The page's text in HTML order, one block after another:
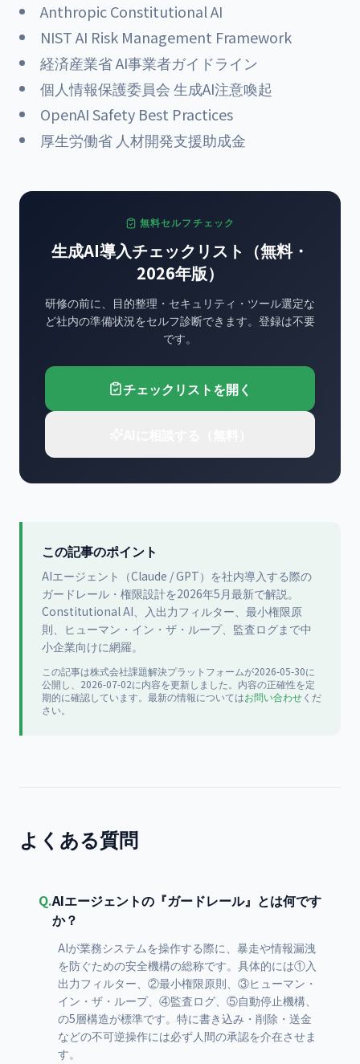
Anthropic Constitutional AI
NIST AI Risk Management Framework
経済産業省 AI事業者ガイドライン
個人情報保護委員会 生成AI注意喚起
OpenAI Safety Best Practices
厚生労働省 人材開発支援助成金
無料セルフチェック
生成AI導入チェックリスト（無料・
2026年版）
研修の前に、目的整理・セキュリティ・ツール選定な
ど社内の準備状況をセルフ診断できます。登録は不要
です。
チェックリストを開く
この記事のポイント
AIエージェント（Claude / GPT）を社内導入する際の
ガードレール・権限設計を2026年5月最新で解説。
Constitutional AI、入出力フィルター、最小権限原
則、ヒューマン・イン・ザ・ループ、監査ログまで中
小企業向けに網羅。
この記事は株式会社課題解決プラットフォームが2026-05-30に
公開し、2026-07-02に内容を更新しました。内容の正確性を定
期的に確認しています。最新の情報についてはお問い合わせくだ
さい。
よくある質問
Q.AIエージェントの『ガードレール』とは何です
か？
AIが業務システムを操作する際に、暴走や情報漏洩
を防ぐための安全機構の総称です。具体的には①入
出力フィルター、②最小権限原則、③ヒューマン・
イン・ザ・ループ、④監査ログ、⑤自動停止機構、
の5層構造が標準です。特に書き込み・削除・送金
などの不可逆操作には必ず人間の承認を介在させま
す。